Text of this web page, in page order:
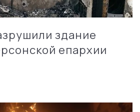
здание
епархии